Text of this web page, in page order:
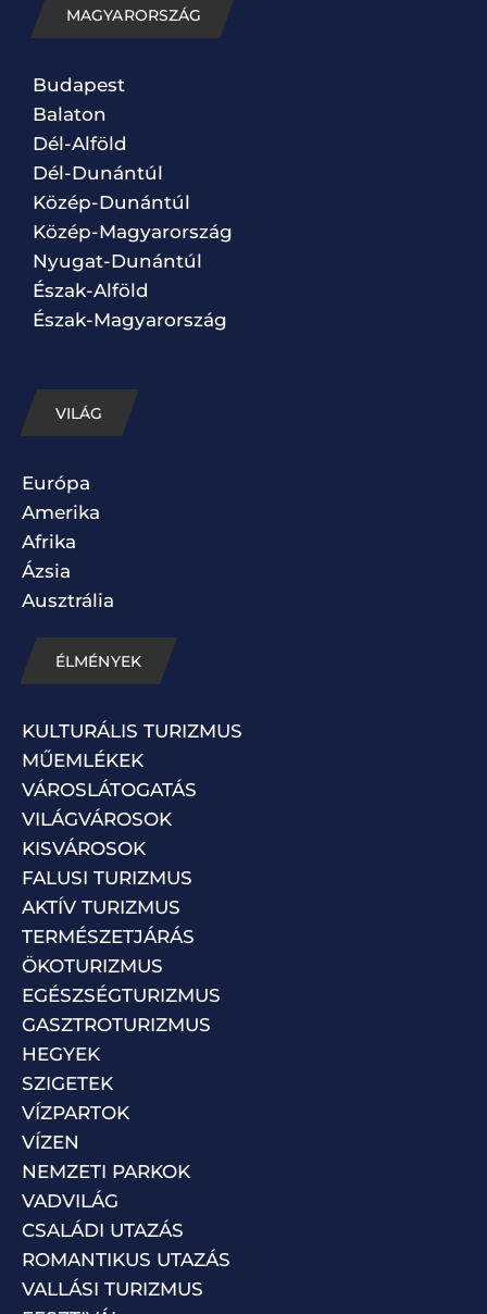
MAGYARORSZÁG
Budapest
Balaton
Dél-Alföld
Dél-Dunántúl
Közép-Dunántúl
Közép-Magyarország
Nyugat-Dunántúl
Észak-Alföld
Észak-Magyarország
VILÁG
Európa
Amerika
Afrika
Ázsia
Ausztrália
ÉLMÉNYEK
KULTURÁLIS TURIZMUS
MŰEMLÉKEK
VÁROSLÁTOGATÁS
VILÁGVÁROSOK
KISVÁROSOK
FALUSI TURIZMUS
AKTÍV TURIZMUS
TERMÉSZETJÁRÁS
ÖKOTURIZMUS
EGÉSZSÉGTURIZMUS
GASZTROTURIZMUS
HEGYEK
SZIGETEK
VÍZPARTOK
VÍZEN
NEMZETI PARKOK
VADVILÁG
CSALÁDI UTAZÁS
ROMANTIKUS UTAZÁS
VALLÁSI TURIZMUS